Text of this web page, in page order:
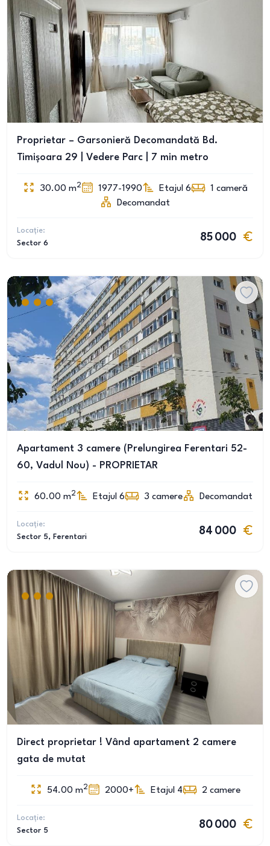
Proprietar – Garsonieră Decomandată Bd.
Timișoara 29 | Vedere Parc | 7 min metro
30.00 m2 1977-1990 Etajul 6 1 cameră
Decomandat
Locație:
Sector 6
85 000
Apartament 3 camere (Prelungirea Ferentari 52-
60, Vadul Nou) - PROPRIETAR
60.00 m2 Etajul 6 3 camere Decomandat
Locație:
Sector 5, Ferentari
84 000
Direct proprietar ! Vând apartament 2 camere
gata de mutat
54.00 m2 2000+ Etajul 4 2 camere
Locație:
Sector 5
80 000